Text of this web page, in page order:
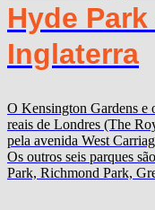
Hyde
Inglaterra
O Kensington Gardens e
reais de Londres (The
pela avenida West
Os outros seis parques
Park, Richmond Park,